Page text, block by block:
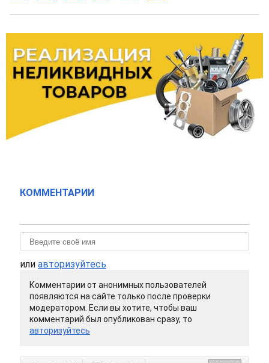
КОММЕНТАРИИ
или авторизуйтесь
Комментарии от анонимных пользователей
появляются на сайте только после проверки
модератором. Если вы хотите, чтобы ваш
комментарий был опубликован сразу, то
авторизуйтесь